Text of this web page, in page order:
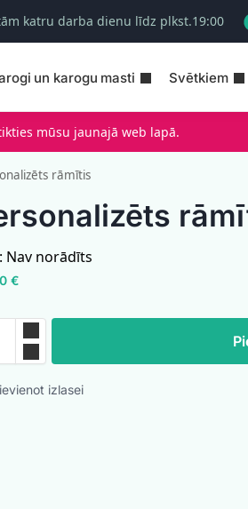
katru darba dienu līdz plkst.19:00
un karogu masti Svētkiem
mūsu jaunajā web lapā.
rāmītis
Nav norādīts
€
izlasei